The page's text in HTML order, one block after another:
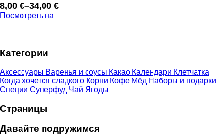
8,00 €–34,00 €
Диапазон
цен:
34,00 €
Посмотреть на
Категории
Аксессуары Варенья и соусы Какао Календари Клетчатка
Когда хочется сладкого Корни Кофе Мёд Наборы и подарки
Специи Суперфуд Чай Ягоды
Страницы
Давайте подружимся